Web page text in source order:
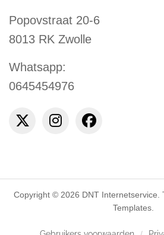
Popovstraat 20-6
8013 RK Zwolle
Whatsapp:
0645454976
Copyright © 2026 DNT Internetservice.
Templates.